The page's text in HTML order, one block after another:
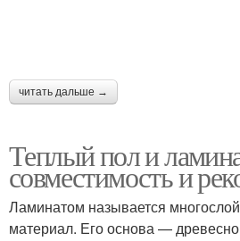
читать дальше →
Теплый пол и
совместимость и
Ламинатом называется
материал. Его основа —